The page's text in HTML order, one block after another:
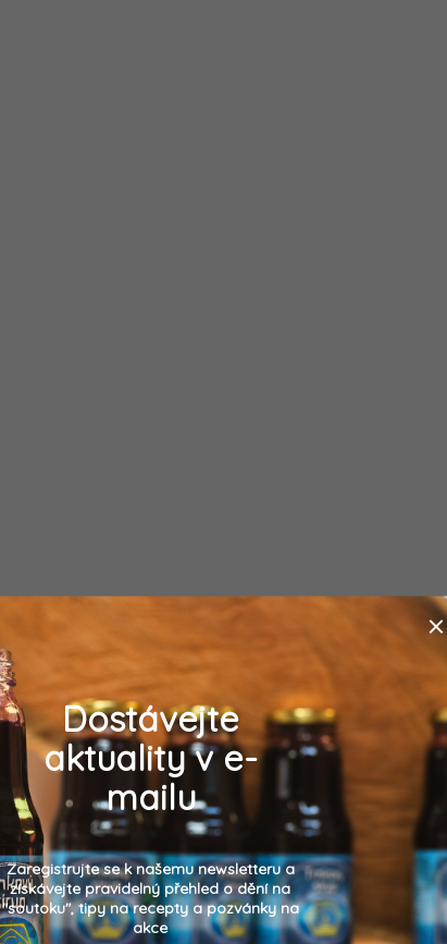
Dostávejte
aktuality v e-
mailu
Zaregistrujte se k našemu newsletteru a
získávejte pravidelný přehled o dění na
"soutoku", tipy na recepty a pozvánky na
akce